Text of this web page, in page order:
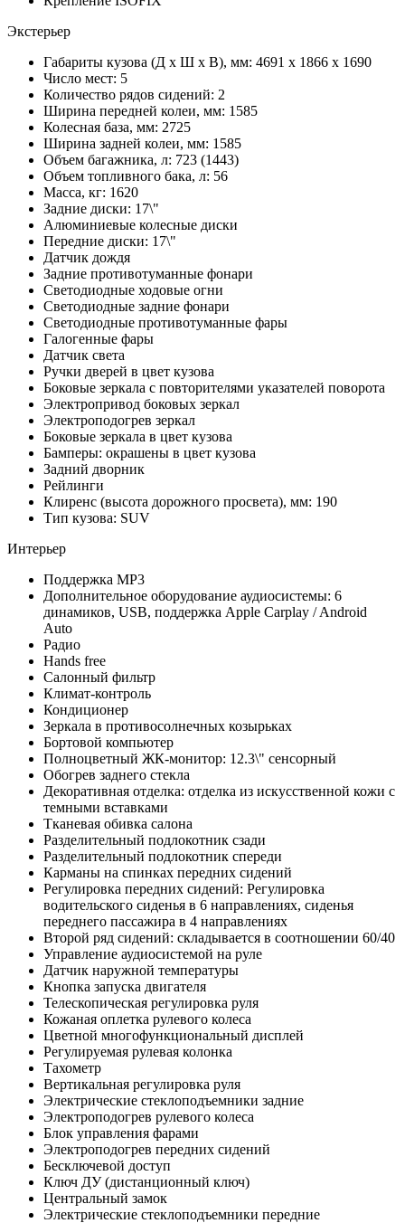
Экстерьер
Габариты кузова (Д x Ш x В), мм: 4691 x 1866 x 1690
Число мест: 5
Количество рядов сидений: 2
Ширина передней колеи, мм: 1585
Колесная база, мм: 2725
Ширина задней колеи, мм: 1585
Объем багажника, л: 723 (1443)
Объем топливного бака, л: 56
Масса, кг: 1620
Задние диски: 17\"
Алюминиевые колесные диски
Передние диски: 17\"
Датчик дождя
Задние противотуманные фонари
Светодиодные ходовые огни
Cветодиодные задние фонари
Светодиодные противотуманные фары
Галогенные фары
Датчик света
Ручки дверей в цвет кузова
Боковые зеркала с повторителями указателей поворота
Электропривод боковых зеркал
Электроподогрев зеркал
Боковые зеркала в цвет кузова
Бамперы: окрашены в цвет кузова
Задний дворник
Рейлинги
Клиренс (высота дорожного просвета), мм: 190
Тип кузова: SUV
Интерьер
Поддержка MP3
Дополнительное оборудование аудиосистемы: 6
динамиков, USB, поддержка Apple Carplay / Android
Auto
Радио
Hands free
Салонный фильтр
Климат-контроль
Кондиционер
Зеркала в противосолнечных козырьках
Бортовой компьютер
Полноцветный ЖК-монитор: 12.3\" сенсорный
Обогрев заднего стекла
Декоративная отделка: отделка из искусственной кожи с
темными вставками
Тканевая обивка салона
Разделительный подлокотник сзади
Разделительный подлокотник спереди
Карманы на спинках передних сидений
Регулировка передних сидений: Регулировка
водительского сиденья в 6 направлениях, сиденья
переднего пассажира в 4 направлениях
Второй ряд сидений: складывается в соотношении 60/40
Управление аудиосистемой на руле
Датчик наружной температуры
Кнопка запуска двигателя
Телескопическая регулировка руля
Кожаная оплетка рулевого колеса
Цветной многофункциональный дисплей
Регулируемая рулевая колонка
Тахометр
Вертикальная регулировка руля
Электрические стеклоподъемники задние
Электроподогрев рулевого колеса
Блок управления фарами
Электроподогрев передних сидений
Бесключевой доступ
Ключ ДУ (дистанционный ключ)
Центральный замок
Электрические стеклоподъемники передние